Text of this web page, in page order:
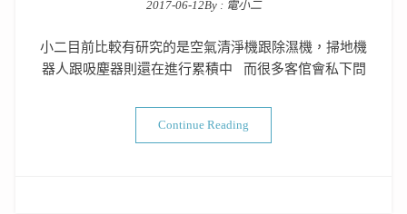
2017-06-12By : 電小二
小二目前比較有研究的是空氣清淨機跟除濕機，掃地機
器人跟吸塵器則還在進行累積中 而很多客倌會私下問
Continue Reading